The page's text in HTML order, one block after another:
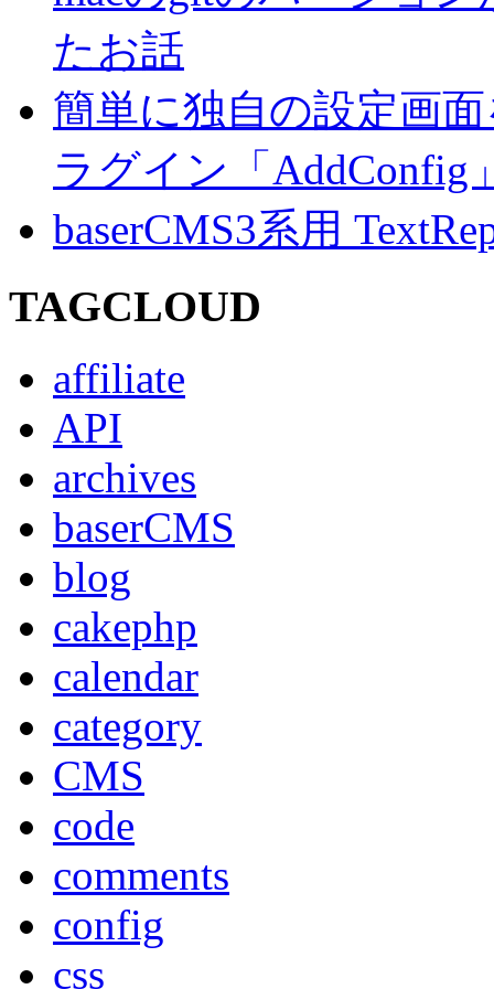
たお話
簡単に独自の設定画
ラグイン「AddConfig
baserCMS3系用
TAGCLOUD
affiliate
API
archives
baserCMS
blog
cakephp
calendar
category
CMS
code
comments
config
css